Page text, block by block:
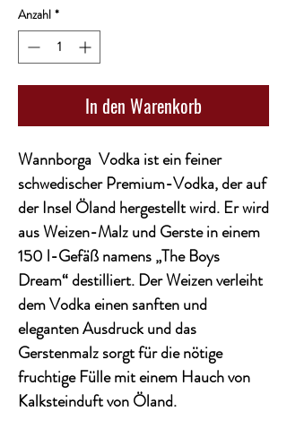
pro
1
Liter
Anzahl *
In den Warenkorb
Wannborga Vodkaist ein feiner
schwedischer Premium-Vodka, der auf
der Insel Öland hergestellt wird. Er wird
aus Weizen-Malz und Gerste in einem
150 l-Gefäß namens „The Boys
Dream“ destilliert. Der Weizen verleiht
dem Vodka einen sanften und
eleganten Ausdruck und das
Gerstenmalz sorgt für die nötige
fruchtige Fülle mit einem Hauch von
Kalksteinduft von Öland.